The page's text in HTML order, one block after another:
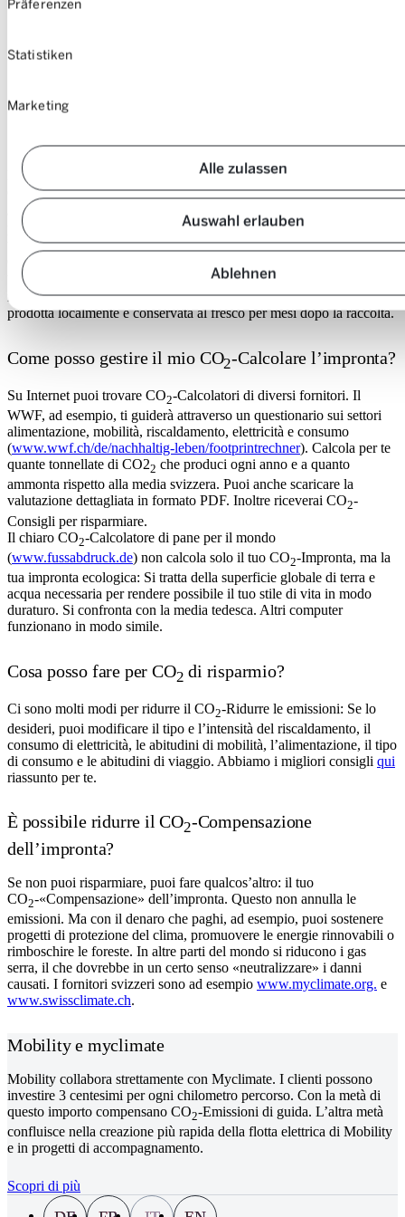
Statistiken
Marketing
Alle zulassen
Auswahl erlauben
Ablehnen
In alcuni casi ciò può spaventare, perché un CO calcolato
correttamente2-L’impronta tiene sempre conto delle emissioni di
anidride carbonica dell’intera catena di creazione del valore di un
prodotto: estrazione e trasporto delle materie prime, produzione,
trasporto, stoccaggio, utilizzo e smaltimento. Questo a sua volta
dimostra la complessità del tutto. Perché, ad esempio, il CO
bilancio di una mela importata dalla Nuova Zelanda, ma venduta
rapidamente, può essere addirittura migliore di quello di una mela
prodotta localmente e conservata al fresco per mesi dopo la raccolta.
Come posso gestire il mio CO2-Calcolare l’impronta?
Su Internet puoi trovare CO2-Calcolatori di diversi fornitori. Il
WWF, ad esempio, ti guiderà attraverso un questionario sui settori
alimentazione, mobilità, riscaldamento, elettricità e consumo
(www.wwf.ch/de/nachhaltig-leben/footprintrechner). Calcola per te
quante tonnellate di CO22 che produci ogni anno e a quanto
ammonta rispetto alla media svizzera. Puoi anche scaricare la
valutazione dettagliata in formato PDF. Inoltre riceverai CO2-
Consigli per risparmiare.
Il chiaro CO2-Calcolatore di pane per il mondo
(www.fussabdruck.de) non calcola solo il tuo CO2-Impronta, ma la
tua impronta ecologica: Si tratta della superficie globale di terra e
acqua necessaria per rendere possibile il tuo stile di vita in modo
duraturo. Si confronta con la media tedesca. Altri computer
funzionano in modo simile.
Cosa posso fare per CO2 di risparmio?
Ci sono molti modi per ridurre il CO2-Ridurre le emissioni: Se lo
desideri, puoi modificare il tipo e l’intensità del riscaldamento, il
consumo di elettricità, le abitudini di mobilità, l’alimentazione, il tipo
di consumo e le abitudini di viaggio. Abbiamo i migliori consigli qui
riassunto per te.
È possibile ridurre il CO2-Compensazione
dell’impronta?
Se non puoi risparmiare, puoi fare qualcos’altro: il tuo
CO2-«Compensazione» dell’impronta. Questo non annulla le
emissioni. Ma con il denaro che paghi, ad esempio, puoi sostenere
progetti di protezione del clima, promuovere le energie rinnovabili o
rimboschire le foreste. In altre parti del mondo si riducono i gas
serra, il che dovrebbe in un certo senso «neutralizzare» i danni
causati. I fornitori svizzeri sono ad esempio www.myclimate.org. e
www.swissclimate.ch.
Mobility e myclimate
Mobility collabora strettamente con Myclimate. I clienti possono
investire 3 centesimi per ogni chilometro percorso. Con la metà di
questo importo compensano CO2-Emissioni di guida. L’altra metà
confluisce nella creazione più rapida della flotta elettrica di Mobility
e in progetti di accompagnamento.
Scopri di più